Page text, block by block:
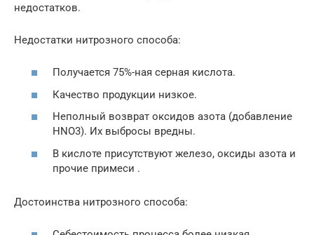
недостатков.
Недостатки нитрозного способа:
Получается 75%-ная серная кислота.
Качество продукции низкое.
Неполный возврат оксидов азота (добавление
HNO3). Их выбросы вредны.
В кислоте присутствуют железо, оксиды азота и
прочие примеси .
Достоинства нитрозного способа: